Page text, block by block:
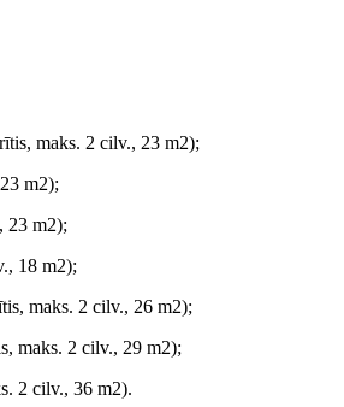
maks. 2 cilv., 23 m2);
m2);
23 m2);
18 m2);
maks. 2 cilv., 26 m2);
maks. 2 cilv., 29 m2);
2 cilv., 36 m2).